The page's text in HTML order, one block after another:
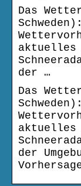
Das
aktuelles
der …
Das
aktuelles
der